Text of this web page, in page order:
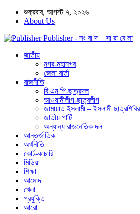
শুক্রবার, আগস্ট ৭, ২০২৬
About Us
Publisher - সং বা দ সা রা বে লা
জাতীয়
নগর-মহানগর
জেলা বার্তা
রাজনীতি
বি এন পি-ছাত্রদল
আওয়ামীলীগ-ছাত্রলীগ
জামায়াত ইসলামী – ইসলামী ছাত্রশিবির
জাতীয় পার্টি
অন্যান্য রাজনৈতিক দল
আন্তর্জাতিক
অর্থনীতি
কোর্ট-কাচারি
মিডিয়া
শিক্ষা
আমোদ
খেলা
প্রযুক্তি
আরো